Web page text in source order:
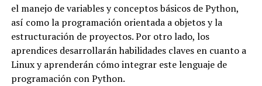
el manejo de variables y conceptos básicos de Python,
así como la programación orientada a objetos y la
estructuración de proyectos. Por otro lado, los
aprendices desarrollarán habilidades claves en cuanto a
Linux y aprenderán cómo integrar este lenguaje de
programación con Python.